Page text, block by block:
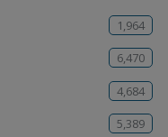
1,964
6,470
4,684
5,389